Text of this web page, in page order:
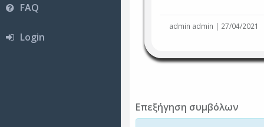
FAQ
Login
admin admin | 27/04/2021
Επεξήγηση συμβόλων